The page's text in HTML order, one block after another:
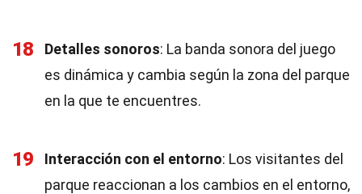
18 Detalles sonoros: La banda sonora del juego
es dinámica y cambia según la zona del parque
en la que te encuentres.
19 Interacción con el entorno: Los visitantes del
parque reaccionan a los cambios en el entorno,